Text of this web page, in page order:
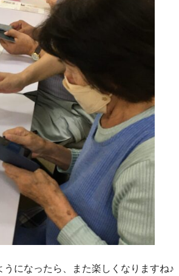
うになったら、また楽しくなりますね♪